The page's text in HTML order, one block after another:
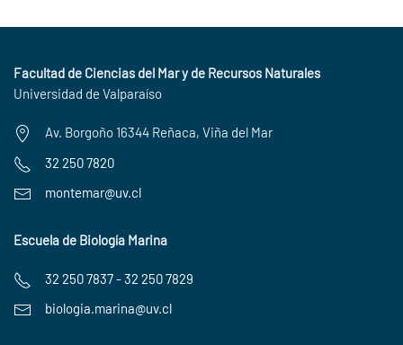
Facultad de Ciencias del Mar y de Recursos Naturales
Universidad de Valparaíso
Av. Borgoño 16344 Reñaca, Viña del Mar
32 250 7820
montemar@uv.cl
Escuela de Biología Marina
32 250 7837 - 32 250 7829
biologia.marina@uv.cl